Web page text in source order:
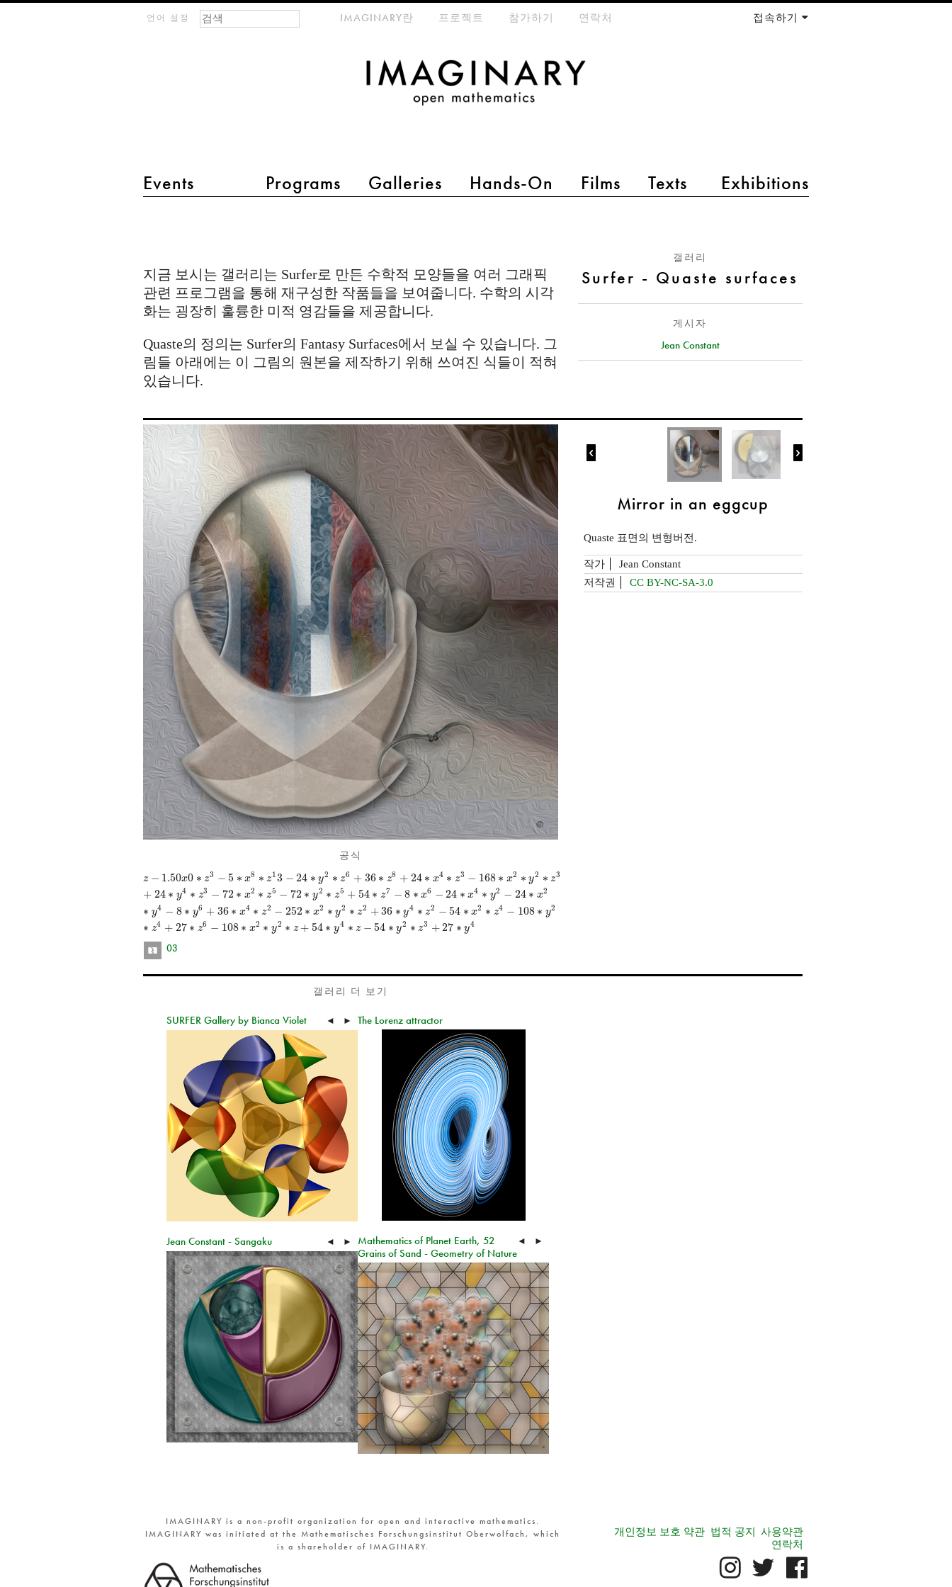
언어 설정
main menu 2
Events Programs Galleries Hands-On Films Texts Exhibitions
meta-menuIMAGINARY란 프로젝트 참가하기 연락처 접속하기
검색 폼
찾기
Quaste
surfaces
갤러리
Surfer - Quaste surfaces
게시자
Jean Constant
지금 보시는 갤러리는 Surfer로 만든 수학적 모양들을 여러 그래픽
관련 프로그램을 통해 재구성한 작품들을 보여줍니다. 수학의 시각
화는 굉장히 훌륭한 미적 영감들을 제공합니다.
Quaste의 정의는 Surfer의 Fantasy Surfaces에서 보실 수 있습니다. 그
림들 아래에는 이 그림의 원본을 제작하기 위해 쓰여진 식들이 적혀
있습니다.
공식
z −1.50x0∗z3 −5 ∗x8 ∗z13−24∗y2 ∗z6 +36∗ z8 +24∗ x4 ∗ z3 − 168∗ x2 ∗y2 ∗z3
+24∗ y4 ∗ z3 − 72∗ x2 ∗ z5 − 72∗ y2 ∗ z5 +54∗ z7 −8∗x6 −24∗x4 ∗ y2 −24∗ x2
∗ y4 −8∗ y6 +36∗ x4 ∗ z2 −252∗ x2 ∗y2 ∗z2 +36∗y4 ∗z2 −54∗x2 ∗ z4 − 108∗ y2
∗ z4 +27∗ z6 − 108∗ x2 ∗ y2 ∗ z+54∗ y4 ∗z −54∗y2 ∗z3 +27∗y4
03
 
Mirror in an eggcup
Quaste 표면의 변형버전.
작가 Jean Constant
저작권 CC BY-NC-SA-3.0
갤러리 더 보기
SURFER Gallery by Bianca Violet ◄ ► The Lorenz attractor
Mathematics of Planet Earth, 52
Grains of Sand - Geometry of Nature
◄ ►
Jean Constant - Sangaku ◄ ►
IMAGINARY is a non-profit organization for open and interactive mathematics.
IMAGINARY was initiated at the Mathematisches Forschungsinstitut Oberwolfach, which
is a shareholder of IMAGINARY.
사용약관
법적 공지
개인정보 보호 약관
연락처